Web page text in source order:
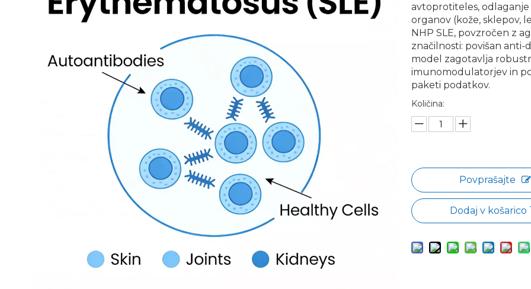
avtoprotiteles,
organov (kože, sklepov,
NHP SLE, povzročen z
značilnosti: povišan anti-
model zagotavlja
imunomodulatorjev in
paketi podatkov.
Količina:
Povprašajte
Dodaj v košarico